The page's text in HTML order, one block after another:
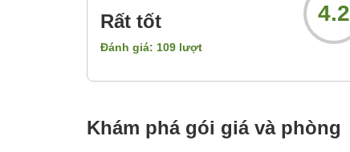
Rất tốt
Đánh giá: 109 lượt
4.2
Khám phá gói giá và phòng